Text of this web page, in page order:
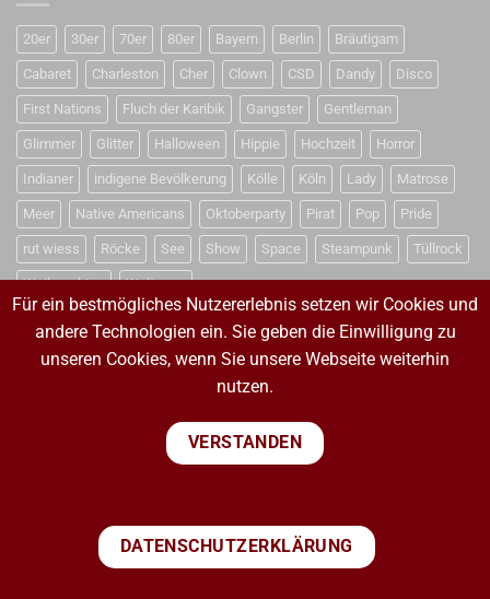
20er 30er 70er 80er Bayern Berlin Bräutigam
Cabaret Charleston Cher Clown CSD Dandy Disco
First Nations Fluch der Karibik Gangster Gentleman
Glimmer Glitter Halloween Hippie Hochzeit Horror
Indianer indigene Bevölkerung Kölle Köln Lady Matrose
Meer Native Americans Oktoberparty Pirat Pop Pride
rut wiess Röcke See Show Space Steampunk Tüllrock
Weihnachten Weltraum
VERTRAG WIDERRUFEN
VERTRAG WIDERRUFEN
PayPal Visa MasterCard
Sepa
IMPRESSUM WIDERRUFSBELEHRUNG
AGB
Für ein bestmögliches Nutzererlebnis setzen wir Cookies und
andere Technologien ein. Sie geben die Einwilligung zu
unseren Cookies, wenn Sie unsere Webseite weiterhin
nutzen.
VERSTANDEN
DATENSCHUTZERKLÄRUNG